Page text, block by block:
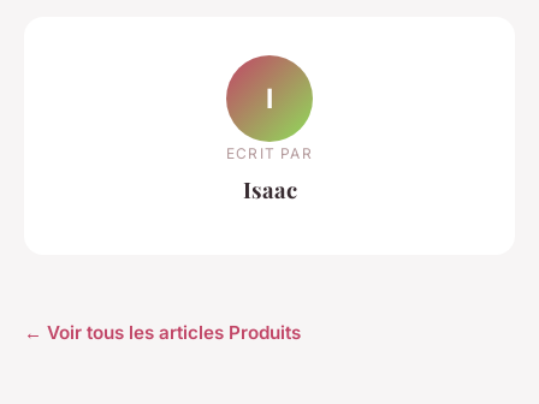
I
ECRIT PAR
Isaac
← Voir tous les articles Produits